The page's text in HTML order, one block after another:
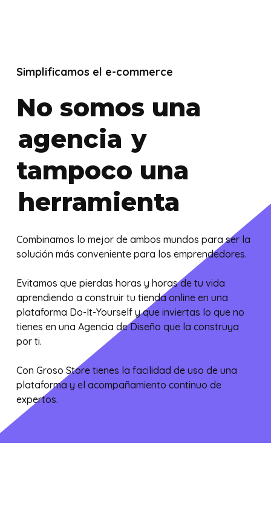
Simplificamos el e-commerce
No somos una
agencia y
tampoco una
herramienta
Combinamos lo mejor de ambos mundos para ser la
solución más conveniente para los emprendedores.
Evitamos que pierdas horas y horas de tu vida
aprendiendo a construir tu tienda online en una
plataforma Do-It-Yourself y que inviertas lo que no
tienes en una Agencia de Diseño que la construya
por ti.
Con Groso Store tienes la facilidad de uso de una
plataforma y el acompañamiento continuo de
expertos.